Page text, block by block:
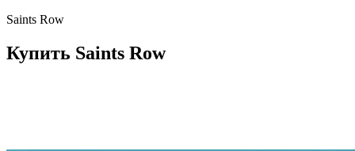
Saints Row
Купить Saints Row